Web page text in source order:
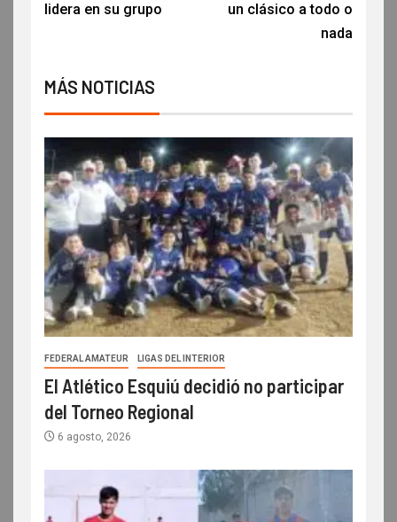
lidera en su grupo
un clásico a todo o
nada
MÁS NOTICIAS
FEDERAL AMATEUR LIGAS DEL INTERIOR
El Atlético Esquiú decidió no participar
del Torneo Regional
6 agosto, 2026